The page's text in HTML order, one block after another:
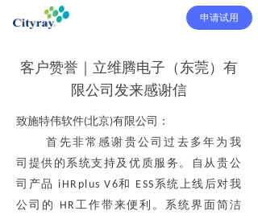
申请试用
客户赞誉｜立维腾电子（东莞）有
限公司发来感谢信
致施特伟软件(北京)有限公司：
首先非常感谢贵公司过去多年为我
司提供的系统支持及优质服务。自从贵公
司产品 iHRplus V6和 ESS 系统上线后对我
公司的 HR 工作带来便利。系统界面简洁